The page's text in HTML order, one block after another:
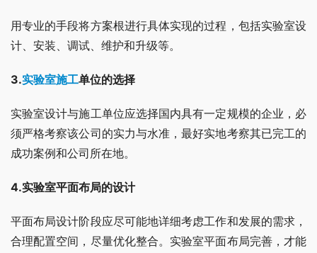
用专业的手段将方案根进行具体实现的过程，包括实验室设
计、安装、调试、维护和升级等。
3.实验室施工单位的选择
实验室设计与施工单位应选择国内具有一定规模的企业，必
须严格考察该公司的实力与水准，最好实地考察其已完工的
成功案例和公司所在地。
4.实验室平面布局的设计
平面布局设计阶段应尽可能地详细考虑工作和发展的需求，
合理配置空间，尽量优化整合。实验室平面布局完善，才能